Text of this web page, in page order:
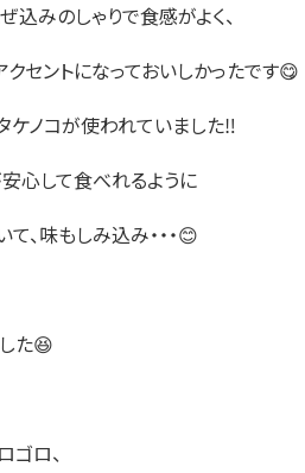
込みのしゃりで食感がよく、
クセントになっておいしかったです😋
ケノコが使われていました‼️
心して食べれるように
、味もしみ込み・・・😊
た😆
ゴロ、